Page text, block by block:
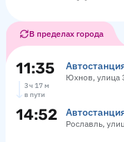
В пределах города
11:35 Юхнов, улица
3 ч 17 м
в пути
14:52 Рославль,